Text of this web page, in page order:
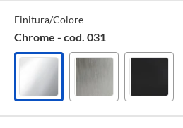
Specifiche
Tecniche
Finitura/Colore
Chrome - cod. 031
Chrome
-
Finox
brushed
Nero
XL